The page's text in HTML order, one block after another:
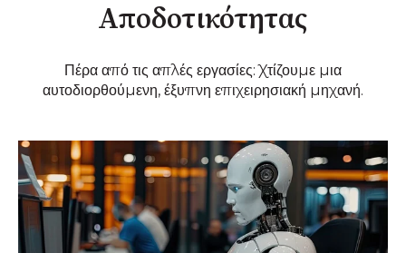
Αποδοτικότητας
Πέρα από τις απλές εργασίες: Χτίζουμε μια
αυτοδιορθούμενη, έξυπνη επιχειρησιακή μηχανή.